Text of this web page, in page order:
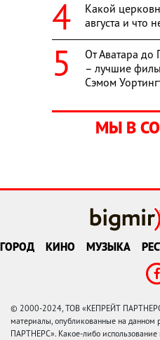
Какой
августа и что
От Аватара
– лучшие
Сэмом
МЫ В
ГОРОД КИНО МУЗЫКА
© 2000-2024, ТОВ «КЕПРЕЙТ
материалы, опубликованные на
ПАРТНЕРС». Какое-либо использование